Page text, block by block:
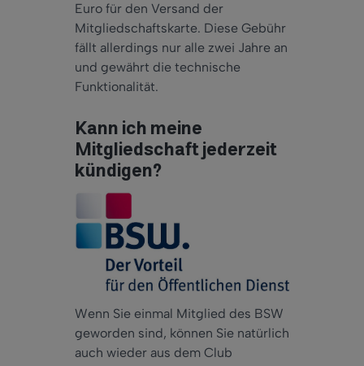
Euro für den Versand der
Mitgliedschaftskarte. Diese Gebühr
fällt allerdings nur alle zwei Jahre an
und gewährt die technische
Funktionalität.
Kann ich meine
Mitgliedschaft jederzeit
kündigen?
Wenn Sie einmal Mitglied des BSW
geworden sind, können Sie natürlich
auch wieder aus dem Club